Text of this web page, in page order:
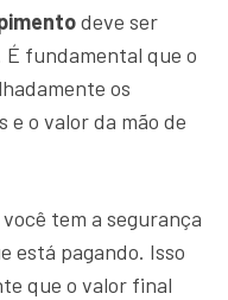
deve ser
fundamental que o
os
e o valor da mão de
tem a segurança
está pagando. Isso
que o valor final